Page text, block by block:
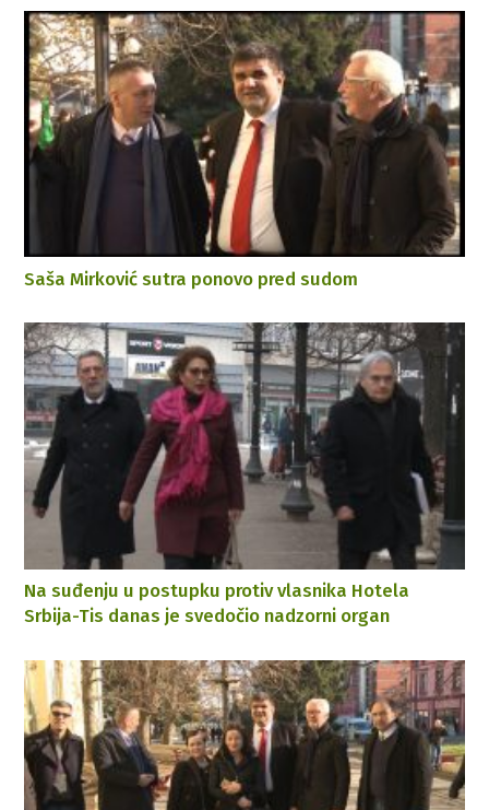
Saša Mirković sutra ponovo pred sudom
Na suđenju u postupku protiv vlasnika Hotela
Srbija-Tis danas je svedočio nadzorni organ